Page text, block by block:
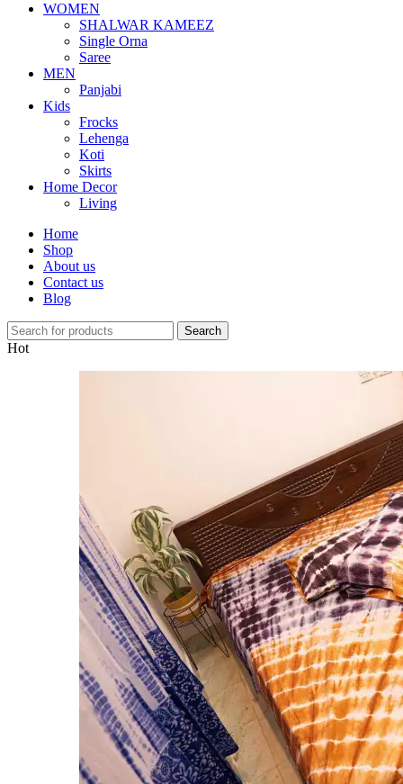
WOMEN
SHALWAR KAMEEZ
Single Orna
Saree
MEN
Panjabi
Kids
Frocks
Lehenga
Koti
Skirts
Home Decor
Living
Home
Shop
About us
Contact us
Blog
Search
Hot